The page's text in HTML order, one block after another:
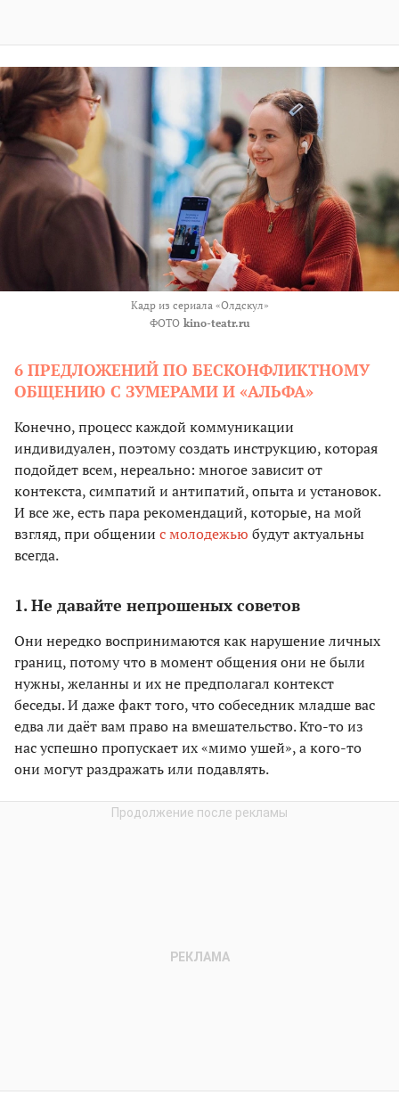
Кадр из сериала «Олдскул»
ФОТО kino-teatr.ru
6 ПРЕДЛОЖЕНИЙ ПО БЕСКОНФЛИКТНОМУ
ОБЩЕНИЮ С ЗУМЕРАМИ И «АЛЬФА»
Конечно, процесс каждой коммуникации
индивидуален, поэтому создать инструкцию, которая
подойдет всем, нереально: многое зависит от
контекста, симпатий и антипатий, опыта и установок.
И все же, есть пара рекомендаций, которые, на мой
взгляд, при общении с молодежью будут актуальны
всегда.
1. Не давайте непрошеных советов
Они нередко воспринимаются как нарушение личных
границ, потому что в момент общения они не были
нужны, желанны и их не предполагал контекст
беседы. И даже факт того, что собеседник младше вас
едва ли даёт вам право на вмешательство. Кто-то из
нас успешно пропускает их «мимо ушей», а кого-то
они могут раздражать или подавлять.